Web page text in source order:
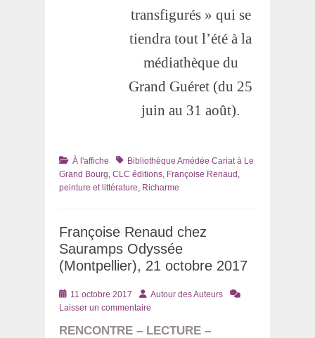
transfigurés » qui se
tiendra tout l’été à la
médiathèque du
Grand Guéret (du 25
juin au 31 août).
Catégories
À l'affiche TagsBibliothèque Amédée Cariat à Le
Grand Bourg CLC éditions Françoise Renaud
peinture et littérature Richarme
Françoise Renaud chez
Sauramps Odyssée
(Montpellier), 21 octobre 2017
Posté
le
11 octobre 2017 AuteurAutour des Auteurs
Laisser un commentaire
RENCONTRE – LECTURE –